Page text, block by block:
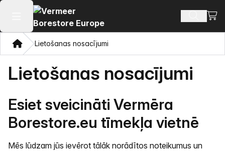
Atvērt galveno izvēlni Meklēt
MājasLietošanas nosacījumi
Lietošanas nosacījumi
Esiet sveicināti Vermēra
Borestore.eu tīmekļa vietnē
Mēs lūdzam jūs ievērot tālāk norādītos noteikumus un